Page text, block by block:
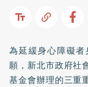
為延緩身心障礙
願，新北市政府社
基金會辦理的三重